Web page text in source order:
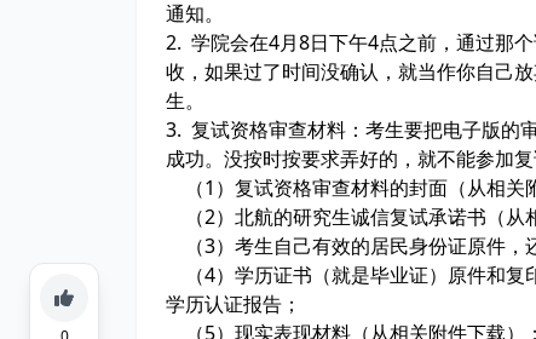
通知。
2. 学院会在4月8日下午4点之前，通过那
收，如果过了时间没确认，就当作你自己
生。
3. 复试资格审查材料：考生要把电子版的
成功。没按时按要求弄好的，就不能参加
（1）复试资格审查材料的封面（从相关
（2）北航的研究生诚信复试承诺书（从
（3）考生自己有效的居民身份证原件，
（4）学历证书（就是毕业证）原件和复
学历认证报告；
（5）现实表现材料（从相关附件下载）；